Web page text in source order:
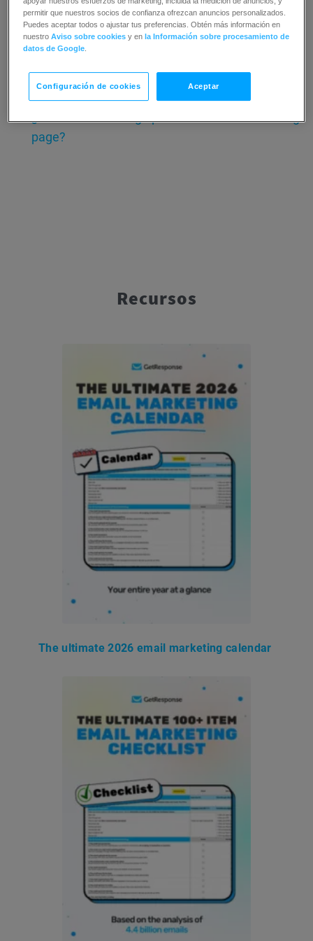
¿Cómo promocionar productos en mi landing
page?
¿Cómo añadir un temporizador a mi landing
page?
page?
Recursos
The ultimate 2026 email marketing calendar
permitir que nuestros socios de confianza ofrezcan anuncios personalizados.
Puedes aceptar todos o ajustar tus preferencias. Obtén más información en
nuestroAviso sobre cookies y enla Información sobre procesamiento de
datos de Google
Configuración de cookies Aceptar